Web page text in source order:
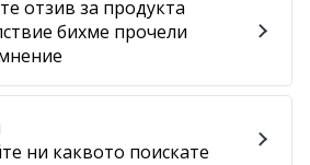
за продукта
отзив за продукта
бихме прочели
ни каквото поискате